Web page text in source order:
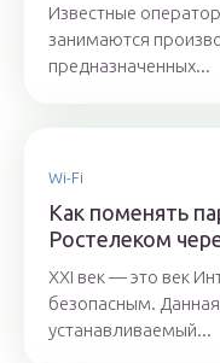
Известные
занимаются
предназначенных...
Wi-Fi
Как поменять
Ростелеком
XXI век — это век
безопасным. Данная
устанавливаемый...